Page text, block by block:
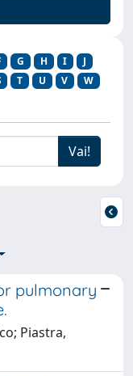
G H I
J
T U V
W
pulmonary
Piastra,